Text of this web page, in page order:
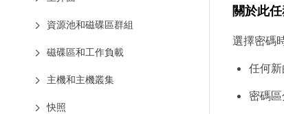
資源池和磁碟區群組
磁碟區和工作負載
主機和主機叢集
快照
關於此
選擇密碼
任何
密碼區